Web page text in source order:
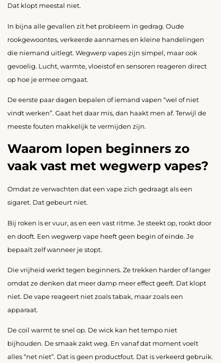
Dat klopt meestal niet.
In bijna alle gevallen zit het probleem in gedrag. Oude
rookgewoontes, verkeerde aannames en kleine handelingen
die niemand uitlegt. Wegwerp vapes zijn simpel, maar ook
gevoelig. Lucht, warmte, vloeistof en sensoren reageren direct
op hoe je ermee omgaat.
De eerste paar dagen bepalen of iemand vapen “wel of niet
vindt werken”. Gaat het daar mis, dan haakt men af. Terwijl de
meeste fouten makkelijk te vermijden zijn.
Waarom lopen beginners zo
vaak vast met wegwerp vapes?
Omdat ze verwachten dat een vape zich gedraagt als een
sigaret. Dat gebeurt niet.
Bij roken is er vuur, as en een vast ritme. Je steekt op, rookt door
en dooft. Een wegwerp vape heeft geen begin of einde. Je
bepaalt zelf wanneer je stopt.
Die vrijheid werkt tegen beginners. Ze trekken harder of langer
omdat ze denken dat meer damp meer effect geeft. Dat klopt
niet. De vape reageert niet zoals tabak, maar zoals een
apparaat.
De coil warmt te snel op. De wick kan het tempo niet
bijhouden. De smaak zakt weg. En vanaf dat moment voelt
alles “net niet”. Dat is geen productfout. Dat is verkeerd gebruik.